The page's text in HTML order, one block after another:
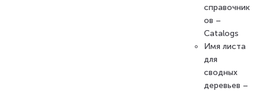
справочник
ов –
Catalogs
Имя листа
для
сводных
деревьев –